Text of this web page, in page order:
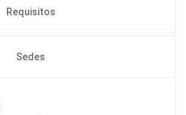
Requisitos
Sedes